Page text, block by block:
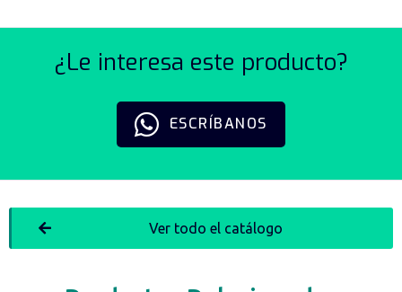
¿Le interesa este producto?
ESCRÍBANOS
Ver todo el catálogo